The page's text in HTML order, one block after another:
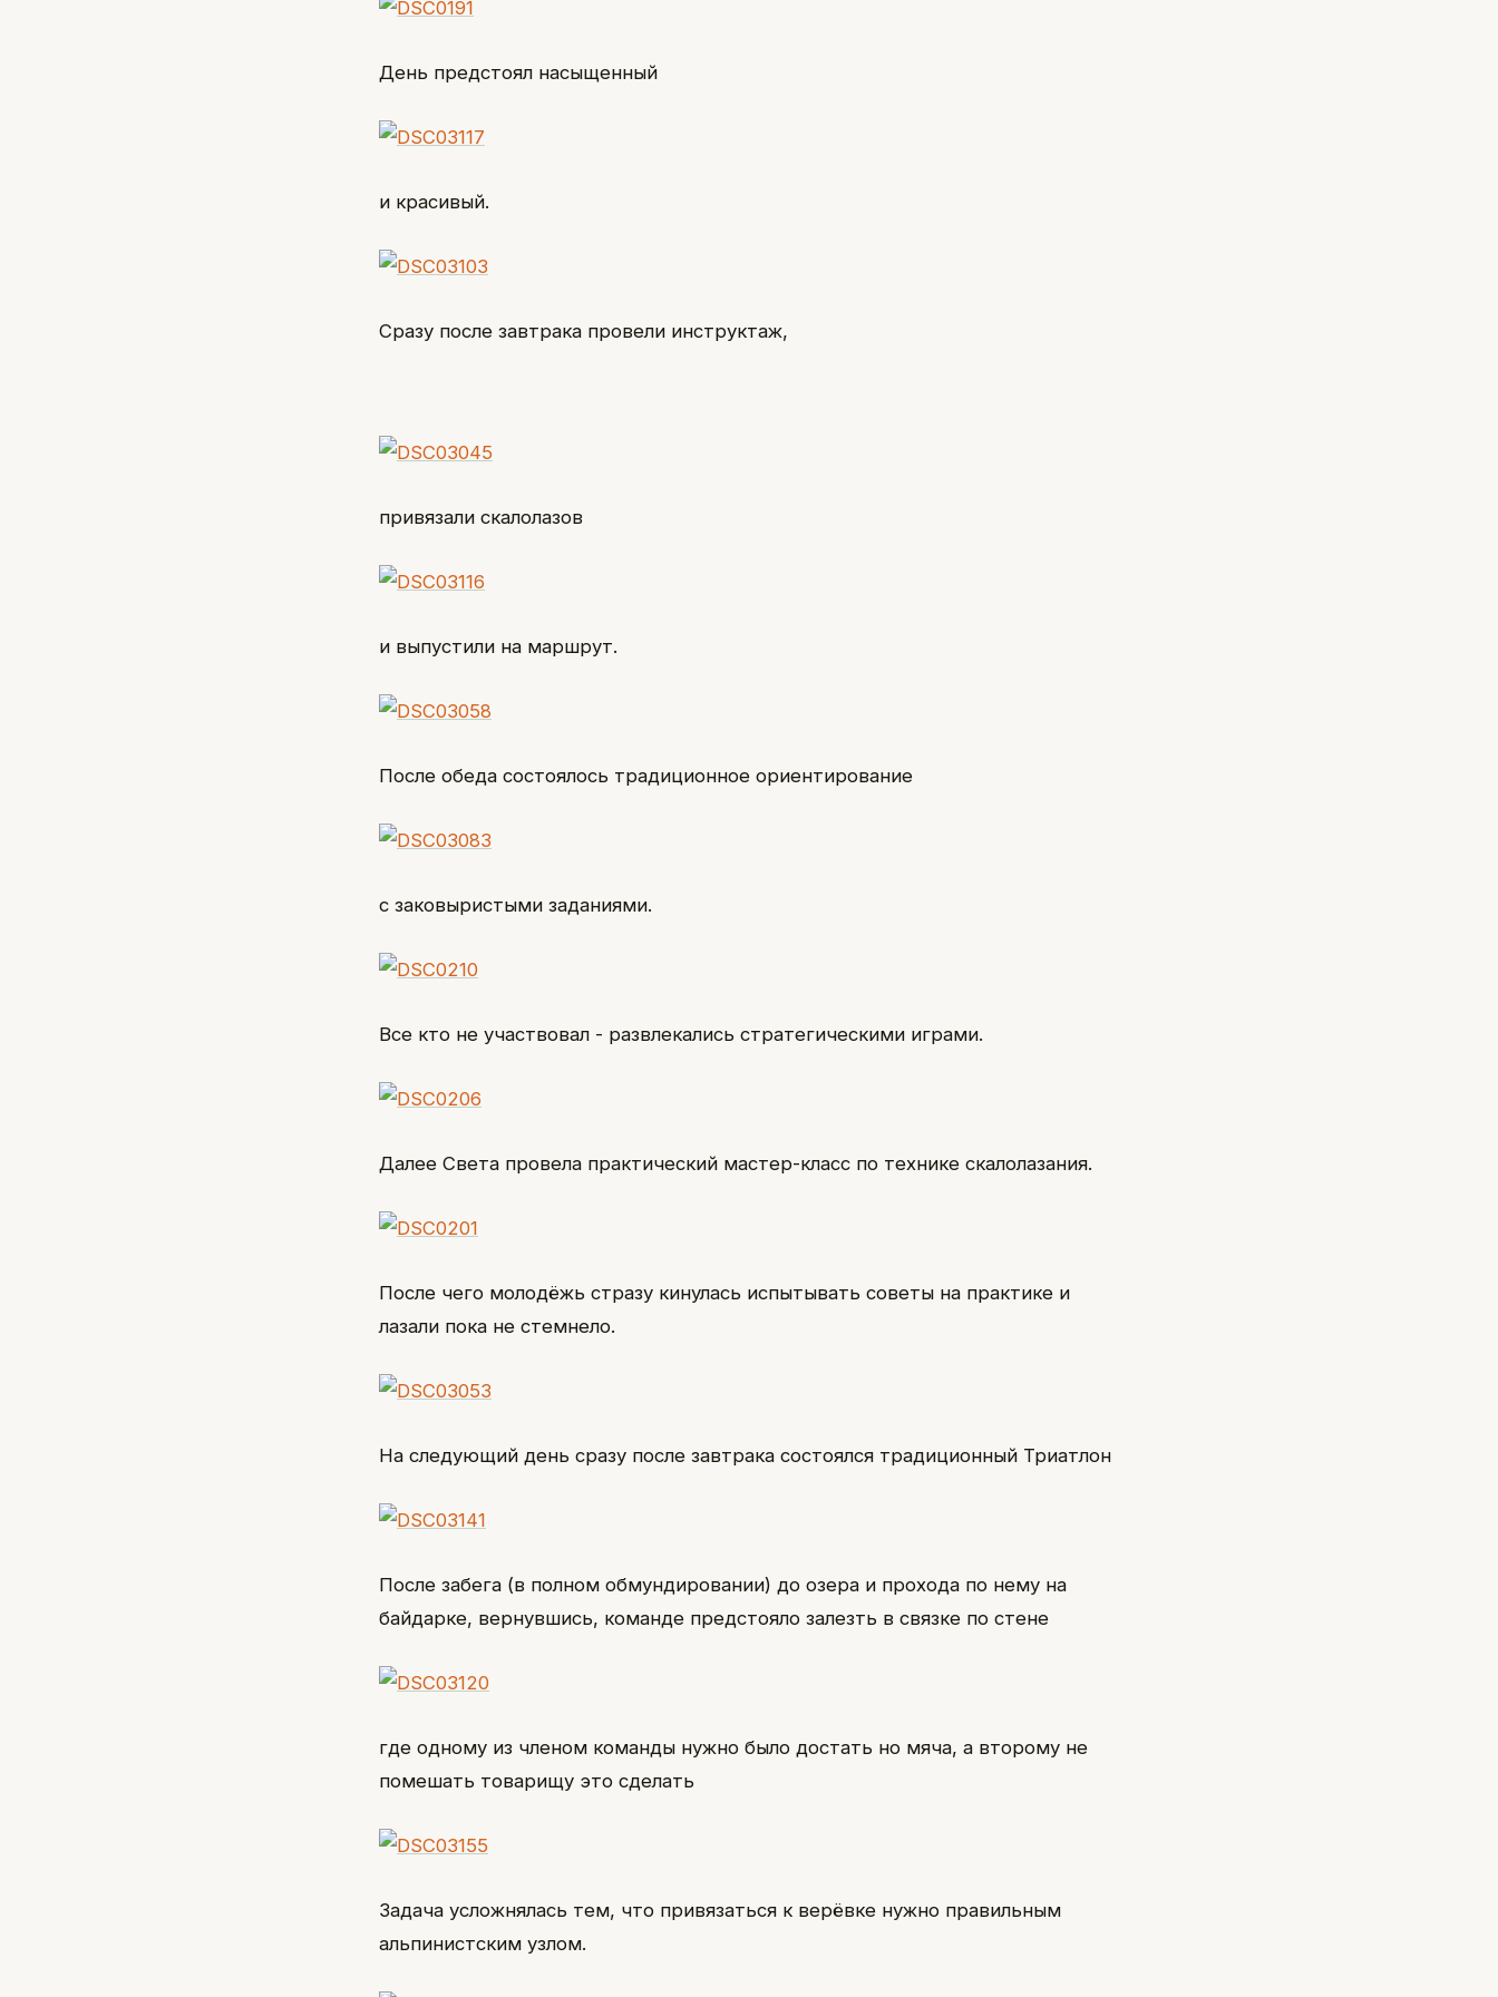
День предстоял насыщенный
и красивый.
Сразу после завтрака провели инструктаж,
привязали скалолазов
и выпустили на маршрут.
После обеда состоялось традиционное ориентирование
с заковыристыми заданиями.
Все кто не участвовал - развлекались стратегическими играми.
Далее Света провела практический мастер-класс по технике скалолазания.
После чего молодёжь стразу кинулась испытывать советы на практике и
лазали пока не стемнело.
На следующий день сразу после завтрака состоялся традиционный Триатлон
После забега (в полном обмундировании) до озера и прохода по нему на
байдарке, вернувшись, команде предстояло залезть в связке по стене
где одному из членом команды нужно было достать но мяча, а второму не
помешать товарищу это сделать
Задача усложнялась тем, что привязаться к верёвке нужно правильным
альпинистским узлом.